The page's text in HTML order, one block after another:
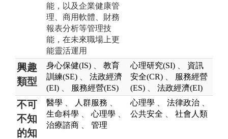
能，以及企業健康管
理、商用軟體、財務
報表分析等管理技
能，在未來職場上更
能靈活運用
興趣
類型
身心保健(IS)
教育
訓練(SE)
法政經濟
(EI)
服務經營(ES)
心理研究(SI)
資訊
安全(CR)
服務經營
(ES)
法政經濟(EI)
不可
不知
的知
醫學 人群服務
生命科學
心理學
治療諮商
管理
心理學 法律政治
公共安全
社會人類